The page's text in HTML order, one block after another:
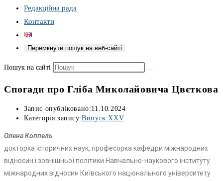
Редакційна рада
Контакти
Перемкнути пошук на веб-сайті
Пошук на сайті
Спогади про Гліба Миколайовича Цвєткова
Запис опубліковано:11.10.2024
Категорія запису:Випуск XXV
Олена Коппель
докторка історичних наук, професорка кафедри міжнародних
відносин і зовнішньої політики Навчально-наукового інституту
міжнародних відносин Київського національного університету